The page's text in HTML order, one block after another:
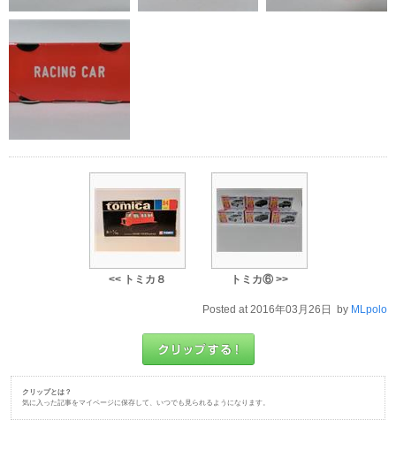
<< トミカ８ トミカ⑥ >>
Posted at 2016年03月26日 by MLpolo
クリップとは？
気に入った記事をマイページに保存して、いつでも見られるようになります。